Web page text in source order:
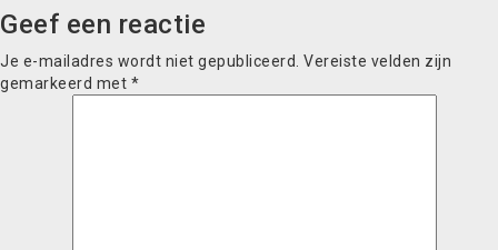
Geef een reactie
Je e-mailadres wordt niet gepubliceerd. Vereiste velden zijn
gemarkeerd met *